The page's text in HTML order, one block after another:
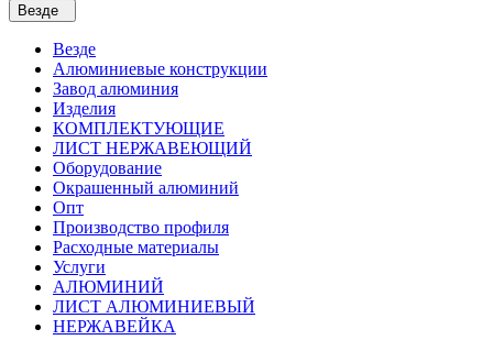
Везде
Везде
Алюминиевые конструкции
Завод алюминия
Изделия
КОМПЛЕКТУЮЩИЕ
ЛИСТ НЕРЖАВЕЮЩИЙ
Оборудование
Окрашенный алюминий
Опт
Производство профиля
Расходные материалы
Услуги
АЛЮМИНИЙ
ЛИСТ АЛЮМИНИЕВЫЙ
НЕРЖАВЕЙКА